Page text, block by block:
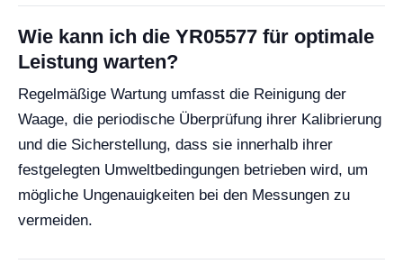
Wie kann ich die YR05577 für optimale
Leistung warten?
Regelmäßige Wartung umfasst die Reinigung der
Waage, die periodische Überprüfung ihrer Kalibrierung
und die Sicherstellung, dass sie innerhalb ihrer
festgelegten Umweltbedingungen betrieben wird, um
mögliche Ungenauigkeiten bei den Messungen zu
vermeiden.